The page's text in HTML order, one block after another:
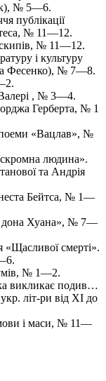
№ 5—6.
публікації
№ 11—12.
№ 11—12.
і культуру
Фесенко), № 7—8.
, № 3—4.
Герберта, № 1
«Вацлав», №
людина».
та Андрія
Бейтса, № 1—
дона Хуана», № 7—
смерті».
№ 1—2.
викликає подив…
літ-ри від XI до
і маси, № 11—